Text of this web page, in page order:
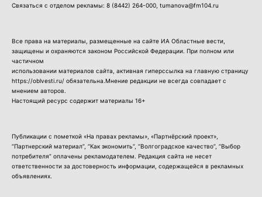
Связаться с отделом рекламы: 8 (8442) 264-000 , tumanova@fm104.ru
Все права на материалы, размещенные на сайте ИА Областные вести,
защищены и охраняются законом Российской Федерации. При полном или
частичном
использовании материалов сайта, активная гиперссылка на главную страницу
https://oblvesti.ru/ обязательна.Мнение редакции не всегда совпадает с
мнением авторов.
Настоящий ресурс содержит материалы 16+
Публикации с пометкой «На правах рекламы», «Партнёрский проект»,
“Партнерский материал”, “Как экономить”, “Волгоградское качество”, “Выбор
потребителя” оплачены рекламодателем. Редакция сайта не несет
ответственности за достоверность информации, содержащейся в рекламных
объявлениях.